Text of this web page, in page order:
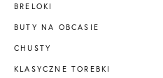
BRELOKI
BUTY NA OBCASIE
CHUSTY
KLASYCZNE TOREBKI